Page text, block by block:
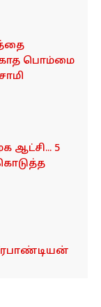
பொம்மை
ஆட்சி... 5